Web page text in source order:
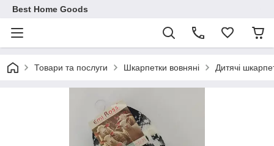
Best Home Goods
Товари та послуги Шкарпетки вовняні Дитячі